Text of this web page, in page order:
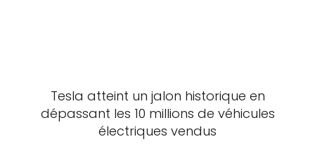
Tesla atteint un jalon historique en
dépassant les 10 millions de véhicules
électriques vendus